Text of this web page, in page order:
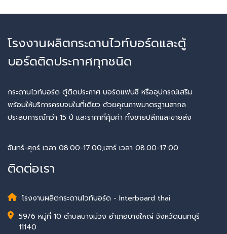
โรงงานผลิตกระดานไวท์บอร์ดและตู้
บอร์ดติดประกาศทุกชนิด
กระดานไวท์บอร์ด ตู้ติดประกาศ บอร์ดแฟนซี หรืออุปกรณ์เสริม
พร้อมให้บริการครบจบในที่เดียว ด้วยคุณภาพมาตรฐานสากล
ประสบการณ์กว่า 15 ปี และราคาที่คุ้มค่า ทั้งขายปลีกและขายส่ง
จันทร์-ศุกร์ เวลา 08:00-17:00,เสาร์ เวลา 08:00-17:00
ติดต่อเรา
โรงงานผลิตกระดานไวท์บอร์ด - Interboard thai
59/6 หมู่ที่ 10 ตำบลบางม่วง อำเภอบางใหญ่ จังหวัดนนทบุรี
11140